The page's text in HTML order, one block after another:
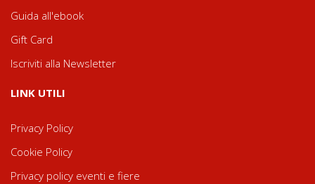
Guida all'ebook
Gift Card
Iscriviti alla Newsletter
LINK UTILI
Privacy Policy
Cookie Policy
Privacy policy eventi e fiere